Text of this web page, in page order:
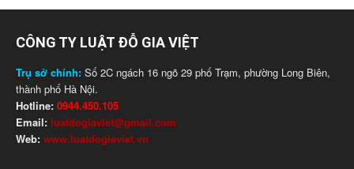
CÔNG TY LUẬT ĐỖ GIA VIỆT
Trụ sở chính: Số 2C ngách 16 ngõ 29 phố Trạm, phường Long Biên,
thành phố Hà Nội.
Hotline: 0944.450.105
Email: luatdogiaviet@gmail.com
Web: www.luatdogiaviet.vn